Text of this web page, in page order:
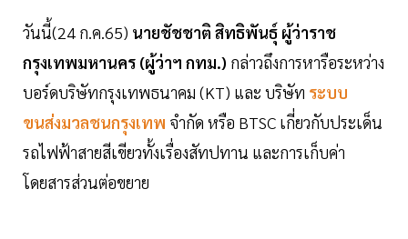
วันนี้(24 ก.ค.65) นายชัชชาติ สิทธิพันธุ์ ผู้ว่าราช
กรุงเทพมหานคร (ผู้ว่าฯ กทม.) กล่าวถึงการหารือระหว่าง
บอร์ดบริษัทกรุงเทพธนาคม (KT) และ บริษัท ระบบ
ขนส่งมวลชนกรุงเทพ จำกัด หรือ BTSC เกี่ยวกับประเด็น
รถไฟฟ้าสายสีเขียวทั้งเรื่องสัทปทาน และการเก็บค่า
โดยสารส่วนต่อขยาย